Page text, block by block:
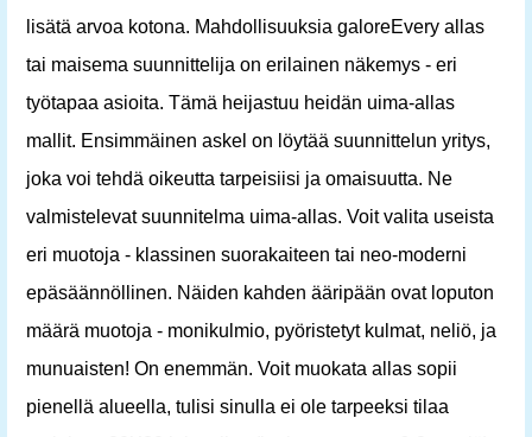
lisätä arvoa kotona. Mahdollisuuksia galoreEvery allas
tai maisema suunnittelija on erilainen näkemys - eri
työtapaa asioita. Tämä heijastuu heidän uima-allas
mallit. Ensimmäinen askel on löytää suunnittelun yritys,
joka voi tehdä oikeutta tarpeisiisi ja omaisuutta. Ne
valmistelevat suunnitelma uima-allas. Voit valita useista
eri muotoja - klassinen suorakaiteen tai neo-moderni
epäsäännöllinen. Näiden kahden ääripään ovat loputon
määrä muotoja - monikulmio, pyöristetyt kulmat, neliö, ja
munuaisten! On enemmän. Voit muokata allas sopii
pienellä alueella, tulisi sinulla ei ole tarpeeksi tilaa